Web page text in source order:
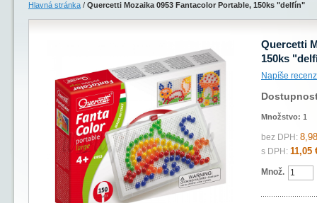
Hlavná stránka / Quercetti Mozaika 0953 Fantacolor Portable, 150ks "delfín"
Quercetti
150ks
Napíše
Množstvo: 1
bez DPH:
s DPH: 11,05
Množ.